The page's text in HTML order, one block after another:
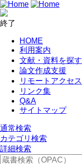
終了
HOME
利用案内
文献・資料を探す
論文作成支援
リモートアクセス
リンク集
Q&A
サイトマップ
通常検索
カテゴリ検索
詳細検索